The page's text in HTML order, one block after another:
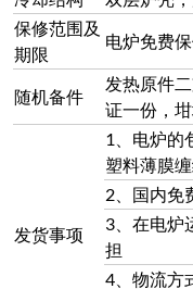
联系我们